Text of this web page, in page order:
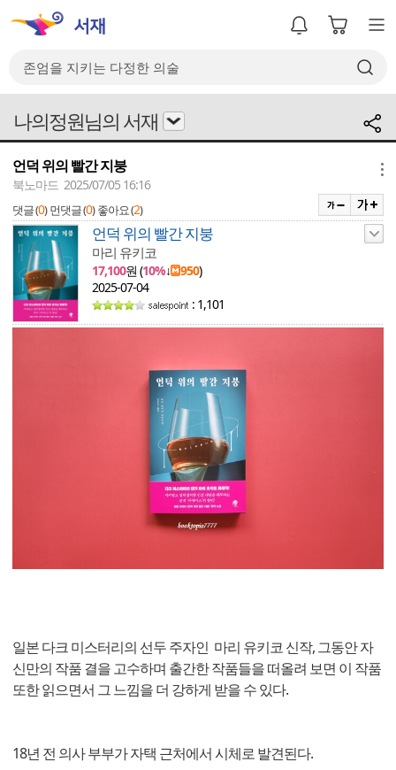
나의정원님의 서재
언덕 위의 빨간 지붕
북노마드 2025/07/05 16:16
댓글 (0) 먼댓글 (0) 좋아요 (2)
언덕 위의 빨간 지붕
마리 유키코
17,100원 (10%↓ 950)
2025-07-04
: 1,101
일본 다크 미스터리의 선두 주자인 마리 유키코 신작, 그동안 자
신만의 작품 결을 고수하며 출간한 작품들을 떠올려 보면 이 작품
또한 읽으면서 그 느낌을 더 강하게 받을 수 있다.
18년 전 의사 부부가 자택 근처에서 시체로 발견된다.